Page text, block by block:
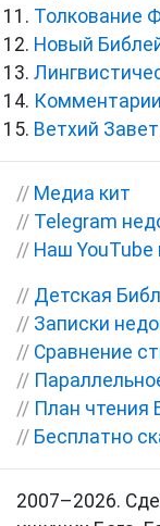
Толкование
Новый
Ветхий
// Медиа кит
// Telegram
// Наш YouTube
// Детская
// Записки
// Сравнение
//
// План чтения
// Бесплатно
2007–2026.